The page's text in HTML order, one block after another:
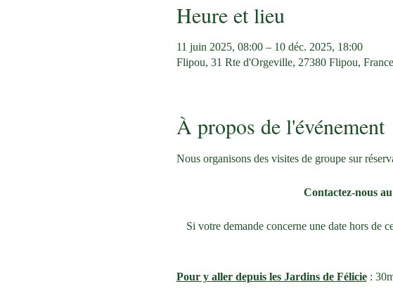
Heure et lieu
11 juin 2025, 08:00 – 10 déc. 2025, 18:00
Flipou, 31 Rte d'Orgeville, 27380 Flipou, France
À propos de l'événement
Nous organisons des visites de groupe sur
Contactez-nous
Si votre demande concerne une date hors de
Pour y aller depuis les Jardins de Félicie :